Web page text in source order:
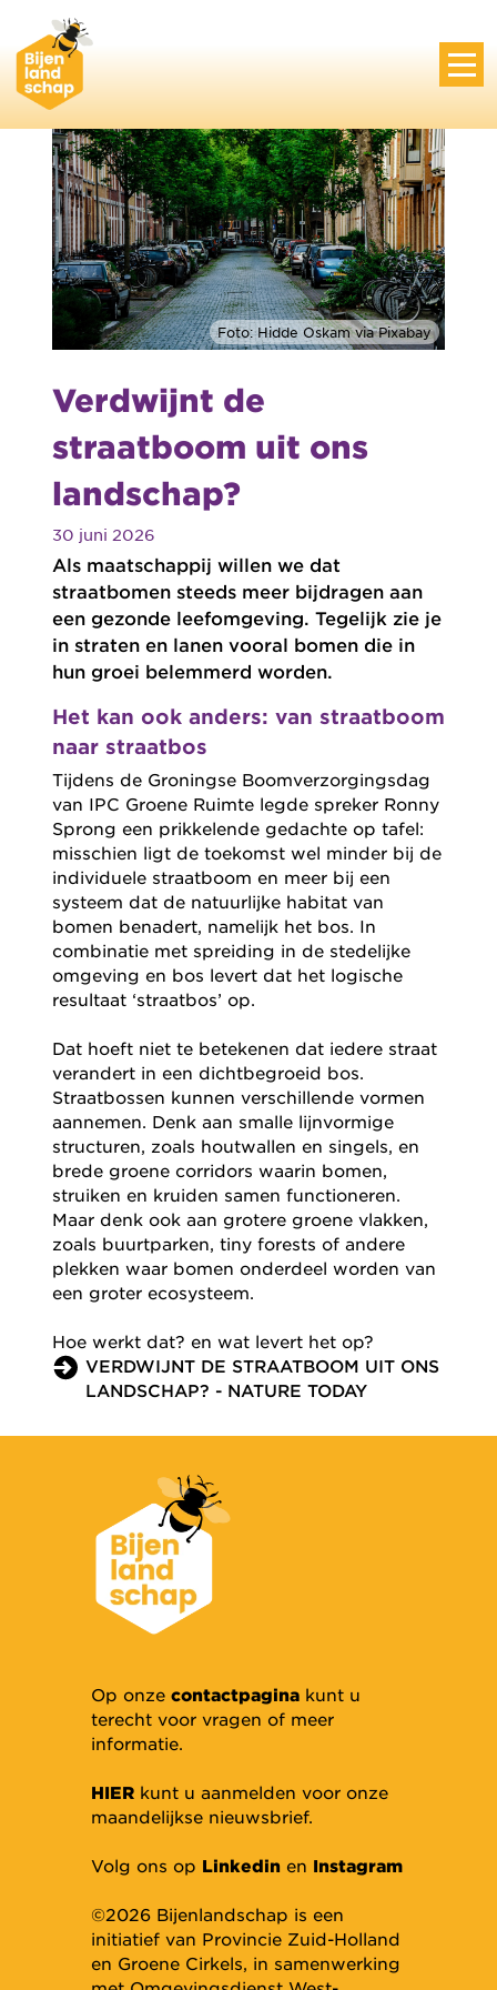
Verdwijnt de
straatboom uit ons
landschap?
30 juni 2026
Als maatschappij willen we dat
straatbomen steeds meer bijdragen aan
een gezonde leefomgeving. Tegelijk zie je
in straten en lanen vooral bomen die in
hun groei belemmerd worden.
Foto: Hidde Oskam via Pixabay
Het kan ook anders: van straatboom
naar straatbos
Tijdens de Groningse Boomverzorgingsdag
van IPC Groene Ruimte legde spreker Ronny
Sprong een prikkelende gedachte op tafel:
misschien ligt de toekomst wel minder bij de
individuele straatboom en meer bij een
systeem dat de natuurlijke habitat van
bomen benadert, namelijk het bos. In
combinatie met spreiding in de stedelijke
omgeving en bos levert dat het logische
resultaat ‘straatbos’ op.
Dat hoeft niet te betekenen dat iedere straat
verandert in een dichtbegroeid bos.
Straatbossen kunnen verschillende vormen
aannemen. Denk aan smalle lijnvormige
structuren, zoals houtwallen en singels, en
brede groene corridors waarin bomen,
struiken en kruiden samen functioneren.
Maar denk ook aan grotere groene vlakken,
zoals buurtparken, tiny forests of andere
plekken waar bomen onderdeel worden van
een groter ecosysteem.
Hoe werkt dat? en wat levert het op?
VERDWIJNT DE STRAATBOOM UIT ONS
LANDSCHAP? - NATURE TODAY
Op onze contactpagina kunt u
terecht voor vragen of meer
informatie.
HIER kunt u aanmelden voor onze
maandelijkse nieuwsbrief.
Volg ons op Linkedin en Instagram
©2026 Bijenlandschap is een
initiatief van Provincie Zuid-Holland
en Groene Cirkels, in samenwerking